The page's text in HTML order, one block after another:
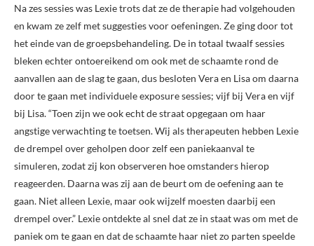
Na zes sessies was Lexie trots dat ze de therapie had volgehouden
en kwam ze zelf met suggesties voor oefeningen. Ze ging door tot
het einde van de groepsbehandeling. De in totaal twaalf sessies
bleken echter ontoereikend om ook met de schaamte rond de
aanvallen aan de slag te gaan, dus besloten Vera en Lisa om daarna
door te gaan met individuele exposure sessies; vijf bij Vera en vijf
bij Lisa. “Toen zijn we ook echt de straat opgegaan om haar
angstige verwachting te toet­sen. Wij als therapeuten hebben Lexie
de drempel over geholpen door zelf een paniekaanval te
simuleren, zodat zij kon observeren hoe omstanders hierop
reageerden. Daarna was zij aan de beurt om de oefening aan te
gaan. Niet alleen Lexie, maar ook wijzelf moesten daarbij een
drempel over.” Lexie ontdekte al snel dat ze in staat was om met de
paniek om te gaan en dat de schaamte haar niet zo parten speelde